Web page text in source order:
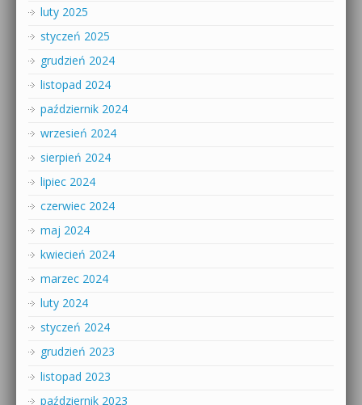
luty 2025
styczeń 2025
grudzień 2024
listopad 2024
październik 2024
wrzesień 2024
sierpień 2024
lipiec 2024
czerwiec 2024
maj 2024
kwiecień 2024
marzec 2024
luty 2024
styczeń 2024
grudzień 2023
listopad 2023
październik 2023